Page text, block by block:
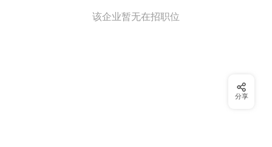
该企业暂无在招职位
分享